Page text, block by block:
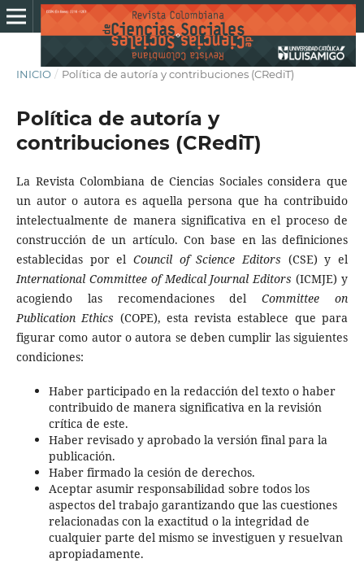
INICIO / Política de autoría y contribuciones (CRediT)
Política de autoría y
contribuciones (CRediT)
La Revista Colombiana de Ciencias Sociales considera que
un autor o autora es aquella persona que ha contribuido
intelectualmente de manera significativa en el proceso de
construcción de un artículo. Con base en las definiciones
establecidas por el Council of Science Editors (CSE) y el
International Committee of Medical Journal Editors (ICMJE) y
acogiendo las recomendaciones delCommittee on
Publication Ethics (COPE), esta revista establece que para
figurar como autor o autora se deben cumplir las siguientes
condiciones:
Haber participado en la redacción del texto o haber
contribuido de manera significativa en la revisión
crítica de este.
Haber revisado y aprobado la versión final para la
publicación.
Haber firmado la cesión de derechos.
Aceptar asumir responsabilidad sobre todos los
aspectos del trabajo garantizando que las cuestiones
relacionadas con la exactitud o la integridad de
cualquier parte del mismo se investiguen y resuelvan
apropiadamente.